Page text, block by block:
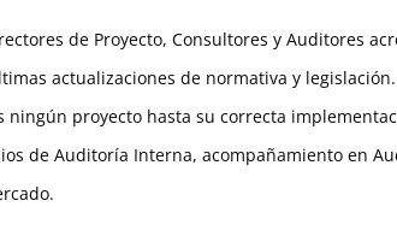
de Proyecto, Consultores y Auditores
actualizaciones de normativa y legislación.
ningún proyecto hasta su correcta
de Auditoría Interna, acompañamiento en